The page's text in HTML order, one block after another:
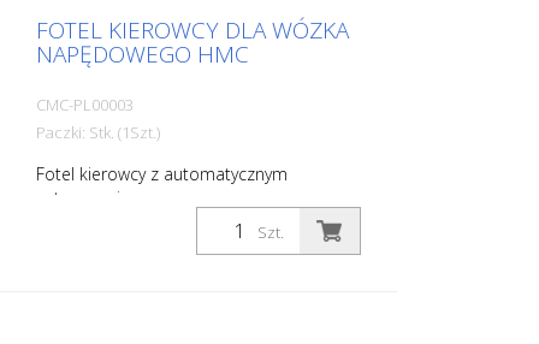
FOTEL KIEROWCY DLA WÓZKA
NAPĘDOWEGO HMC
CMC-PL00003
Paczki: Stk. (1Szt.)
Fotel kierowcy z automatycznym
zatrzymaniem.
Szt.